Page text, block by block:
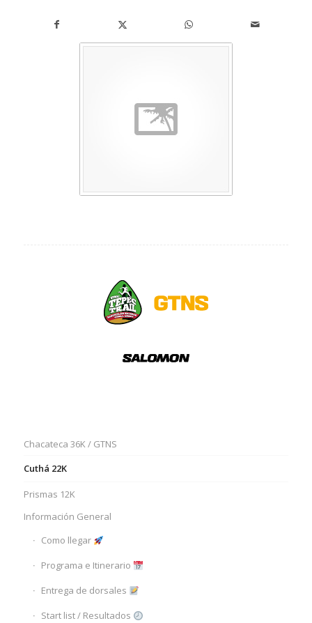
Chacateca 36K / GTNS
Cuthá 22K
Prismas 12K
Información General
Como llegar
Programa e Itinerario
Entrega de dorsales
Start list / Resultados